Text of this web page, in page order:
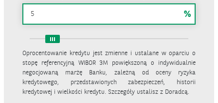
%
Oprocentowanie kredytu jest zmienne i ustalane w oparciu o
stopę referencyjną WIBOR 3M powiększoną o indywidualnie
negocjowaną marżę Banku, zależną od oceny ryzyka
kredytowego, przedstawionych zabezpieczeń, historii
kredytowej i wielkości kredytu. Szczegóły ustalisz z Doradcą.